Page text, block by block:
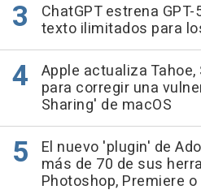
ChatGPT estrena
texto ilimitados para
Apple actualiza
para corregir una
Sharing' de macOS
El nuevo 'plugin' de
más de 70 de sus
Photoshop, Premiere